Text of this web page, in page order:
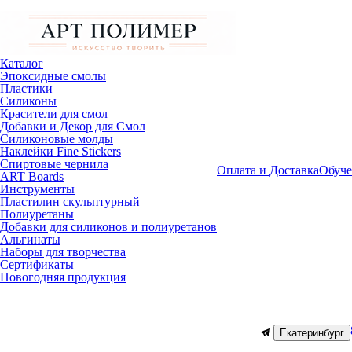
Каталог
Эпоксидные смолы
Пластики
Силиконы
Красители для смол
Добавки и Декор для Смол
Силиконовые молды
Наклейки Fine Stickers
Спиртовые чернила
ART Boards
Инструменты
Пластилин скульптурный
Полиуретаны
Добавки для силиконов и полиуретанов
Альгинаты
Наборы для творчества
Сертификаты
Новогодняя продукция
Оплата и Доставка
Екатеринбург